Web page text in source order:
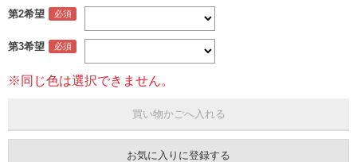
第2希望
第3希望
※同じ色は選択できません。
お気に入りに登録する